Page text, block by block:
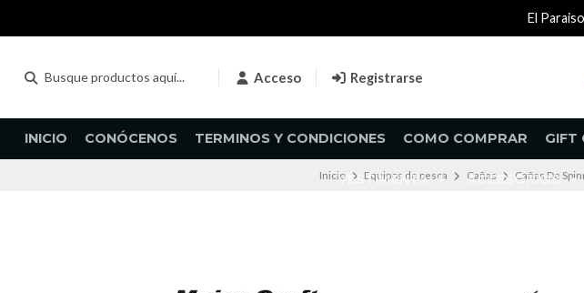
Acceso Registrarse
INICIO CONÓCENOS TERMINOS Y CONDICIONES COMO COMPRAR GIFT
VESTIMENTA ACCESORIOS
El
Inicio Equipos de pesca Cañas Cañas De